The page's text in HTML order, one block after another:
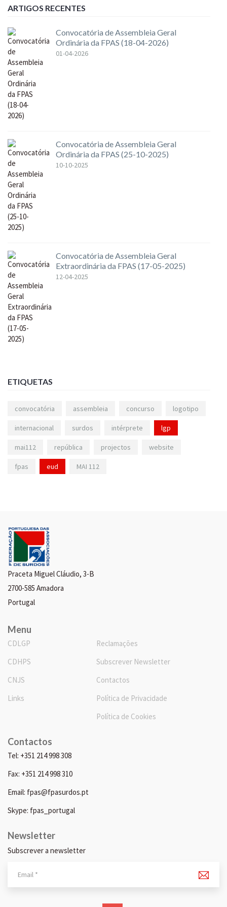
ARTIGOS RECENTES
Convocatória de Assembleia Geral
Ordinária da FPAS (18-04-2026)
01-04-2026
Convocatória de Assembleia Geral
Ordinária da FPAS (25-10-2025)
10-10-2025
Convocatória de Assembleia Geral
Extraordinária da FPAS (17-05-2025)
12-04-2025
ETIQUETAS
convocatória assembleia concurso logotipo
internacional surdos intérprete lgp
mai112 república projectos website
fpas eud MAI 112
Praceta Miguel Cláudio, 3-B
2700-585 Amadora
Portugal
Menu
CDLGP
CDHPS
CNJS
Links
Reclamações
Subscrever Newsletter
Contactos
Política de Privacidade
Política de Cookies
Contactos
Tel: +351 214 998 308
Fax: +351 214 998 310
Email: fpas@fpasurdos.pt
Skype: fpas_portugal
Newsletter
Subscrever a newsletter